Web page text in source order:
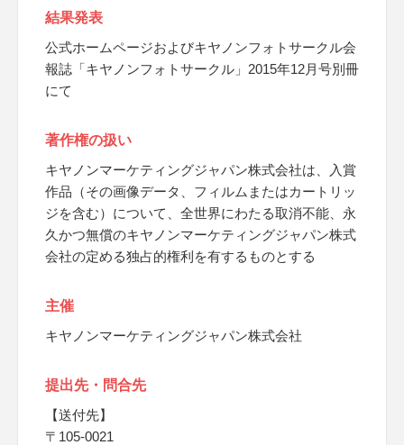
結果発表
公式ホームページおよびキヤノンフォトサークル会
報誌「キヤノンフォトサークル」2015年12月号別冊
にて
著作権の扱い
キヤノンマーケティングジャパン株式会社は、入賞
作品（その画像データ、フィルムまたはカートリッ
ジを含む）について、全世界にわたる取消不能、永
久かつ無償のキヤノンマーケティングジャパン株式
会社の定める独占的権利を有するものとする
主催
キヤノンマーケティングジャパン株式会社
提出先・問合先
【送付先】
〒105-0021